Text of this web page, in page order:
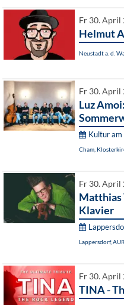
Fr 30. April
Helmut
Neustadt a. d.
Fr 30. April
Luz
Kultur am
Cham,
Fr 30. April
Matthias
Klavier
Lappersdorf,
Fr 30. April
TINA -